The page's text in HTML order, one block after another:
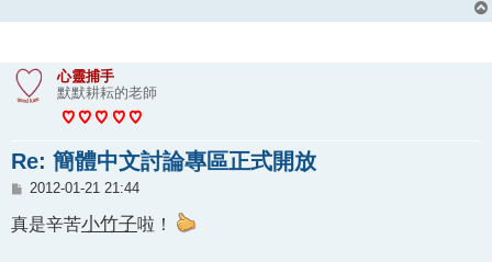
心靈捕手
默默耕耘的老師
Re: 簡體中文討論專區正式開放
文
2012-01-21 21:44
真是辛苦小竹子啦！